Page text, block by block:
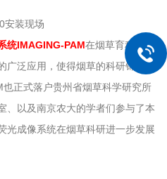
安装现场
统IMAGING-PAM在烟草育种、抗
广泛应用，使得烟草的科研锦上添
正式落户贵州省烟草科学研究所
、以及南京农大的学者们参与了本
光成像系统在烟草科研进一步发展